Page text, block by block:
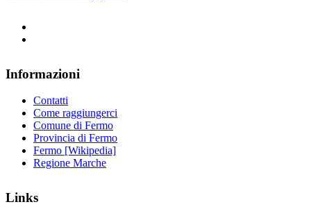
Informazioni
Contatti
Come raggiungerci
Comune di Fermo
Provincia di Fermo
Fermo [Wikipedia]
Regione Marche
Links